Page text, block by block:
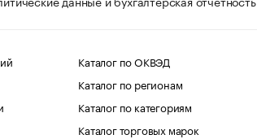
Каталог по ОКВЭД
Каталог по регионам
Каталог по категориям
Каталог торговых марок